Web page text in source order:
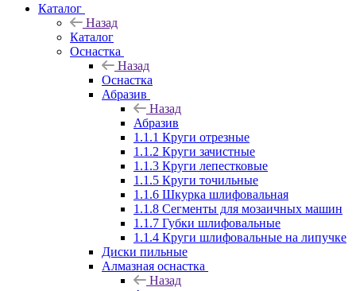
Каталог
Назад
Каталог
Оснастка
Назад
Оснастка
Абразив
Назад
Абразив
1.1.1 Круги отрезные
1.1.2 Круги зачистные
1.1.3 Круги лепестковые
1.1.5 Круги точильные
1.1.6 Шкурка шлифовальная
1.1.8 Сегменты для мозаичных машин
1.1.7 Губки шлифовальные
1.1.4 Круги шлифовальные на липучке
Диски пильные
Алмазная оснастка
Назад